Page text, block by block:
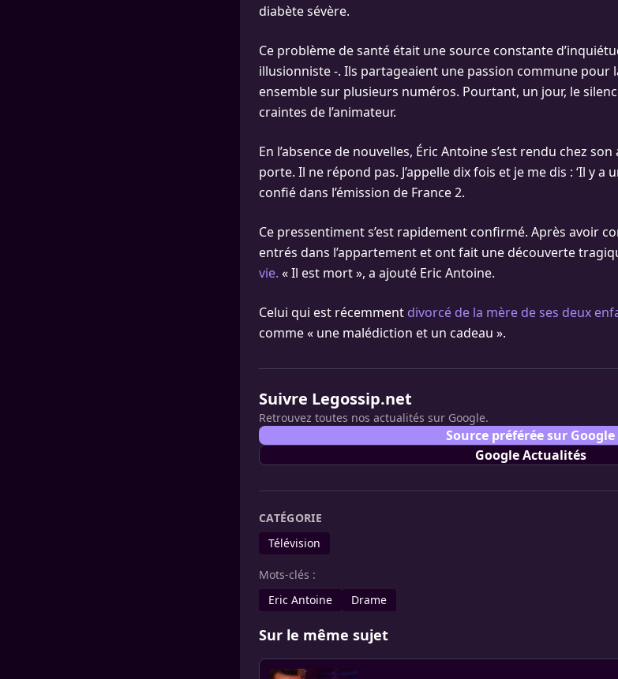
diabète sévère.
Ce problème de santé était une source constante
illusionniste -. Ils partageaient une passion commune pour
ensemble sur plusieurs numéros. Pourtant, un jour, le
craintes de l’animateur.
En l’absence de nouvelles, Éric Antoine s’est rendu chez
porte. Il ne répond pas. J’appelle dix fois et je me dis : ‘Il y a
confié dans l’émission de France 2.
Ce pressentiment s’est rapidement confirmé. Après avoir
entrés dans l’appartement et ont fait une découverte
vie. « Il est mort », a ajouté Eric Antoine.
Celui qui est récemment divorcé de la mère de ses deux
comme « une malédiction et un cadeau ».
Suivre Legossip.net
Retrouvez toutes nos actualités sur Google.
Source préférée sur Google
Google Actualités
CATÉGORIE
Télévision
Mots-clés :
Eric Antoine
Drame
Sur le même sujet